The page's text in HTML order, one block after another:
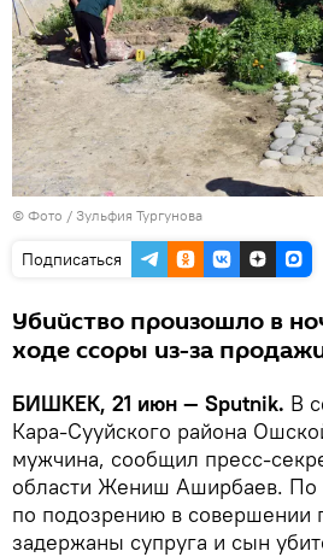
© Фото / Зульфия Тургунова
Подписаться
Убийство произошло в
ходе ссоры из-за
БИШКЕК, 21 июн — Sputnik. В
Кара-Сууйского района
мужчина, сообщил пресс-
области Жениш Аширбаев. По
по подозрению в совершении
задержаны супруга и сын